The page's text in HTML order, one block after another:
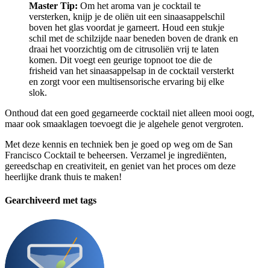
Master Tip: Om het aroma van je cocktail te
versterken, knijp je de oliën uit een sinaasappelschil
boven het glas voordat je garneert. Houd een stukje
schil met de schilzijde naar beneden boven de drank en
draai het voorzichtig om de citrusoliën vrij te laten
komen. Dit voegt een geurige topnoot toe die de
frisheid van het sinaasappelsap in de cocktail versterkt
en zorgt voor een multisensorische ervaring bij elke
slok.
Onthoud dat een goed gegarneerde cocktail niet alleen mooi oogt,
maar ook smaaklagen toevoegt die je algehele genot vergroten.
Met deze kennis en techniek ben je goed op weg om de San
Francisco Cocktail te beheersen. Verzamel je ingrediënten,
gereedschap en creativiteit, en geniet van het proces om deze
heerlijke drank thuis te maken!
Gearchiveerd met tags